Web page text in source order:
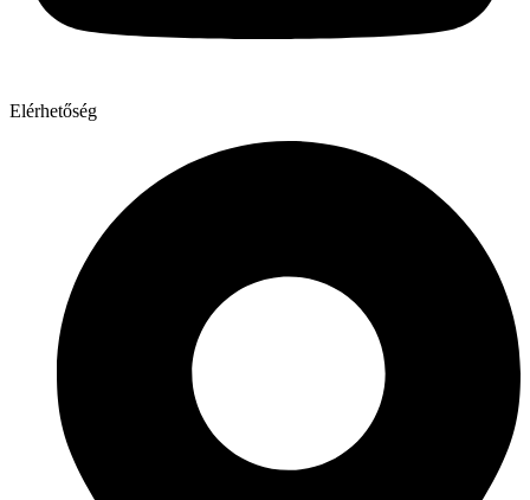
Elérhetőség